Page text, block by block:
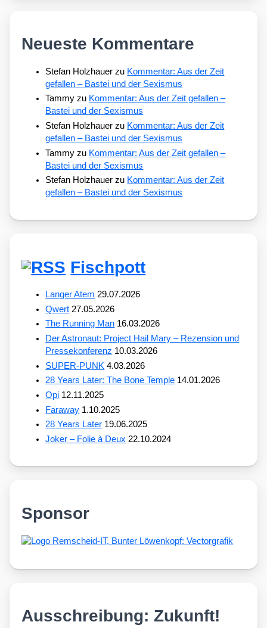
Neueste Kommentare
Stefan Holzhauer zu Kommentar: Aus der Zeit
gefallen – Bastei und der Sexismus
Tammy zu Kommentar: Aus der Zeit gefallen –
Bastei und der Sexismus
Stefan Holzhauer zu Kommentar: Aus der Zeit
gefallen – Bastei und der Sexismus
Tammy zu Kommentar: Aus der Zeit gefallen –
Bastei und der Sexismus
Stefan Holzhauer zu Kommentar: Aus der Zeit
gefallen – Bastei und der Sexismus
Fischpott
Langer Atem 29.07.2026
Qwert 27.05.2026
The Running Man 16.03.2026
Der Astronaut: Project Hail Mary – Rezension und
Pressekonferenz 10.03.2026
SUPER-PUNK 4.03.2026
28 Years Later: The Bone Temple 14.01.2026
Opi 12.11.2025
Faraway 1.10.2025
28 Years Later 19.06.2025
Joker – Folie à Deux 22.10.2024
Sponsor
Ausschreibung: Zukunft!